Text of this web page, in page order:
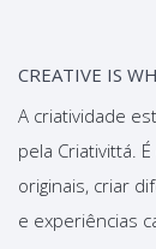
CREATIVE IS
A criatividade
pela Criativittá.
originais, criar
e experiências